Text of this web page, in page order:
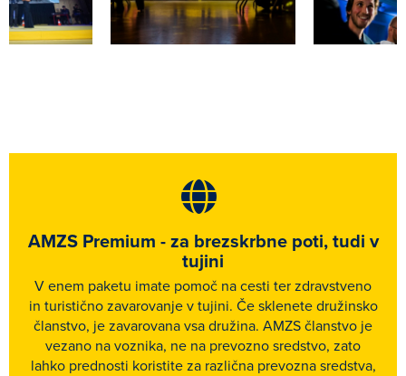
AMZS Premium - za brezskrbne poti, tudi v
tujini
V enem paketu imate pomoč na cesti ter zdravstveno
in turistično zavarovanje v tujini. Če sklenete družinsko
članstvo, je zavarovana vsa družina. AMZS članstvo je
vezano na voznika, ne na prevozno sredstvo, zato
lahko prednosti koristite za različna prevozna sredstva,